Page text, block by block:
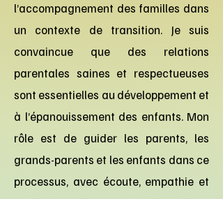
l’accompagnement des familles dans
un contexte de transition. Je suis
convaincue que des relations
parentales saines et respectueuses
sont essentielles au développement et
à l’épanouissement des enfants. Mon
rôle est de guider les parents, les
grands-parents et les enfants dans ce
processus, avec écoute, empathie et